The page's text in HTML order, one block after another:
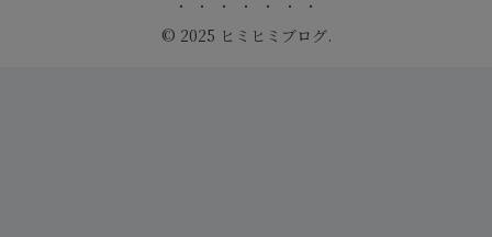
© 2025 ヒミヒミブログ.